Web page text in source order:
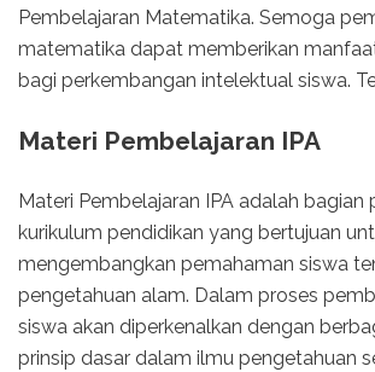
Pembelajaran Matematika. Semoga
matematika dapat memberikan
bagi perkembangan intelektual siswa.
Materi Pembelajaran IPA
Materi Pembelajaran IPA adalah bagian
kurikulum pendidikan yang bertujuan
mengembangkan pemahaman siswa
pengetahuan alam. Dalam proses
siswa akan diperkenalkan dengan
prinsip dasar dalam ilmu pengetahuan